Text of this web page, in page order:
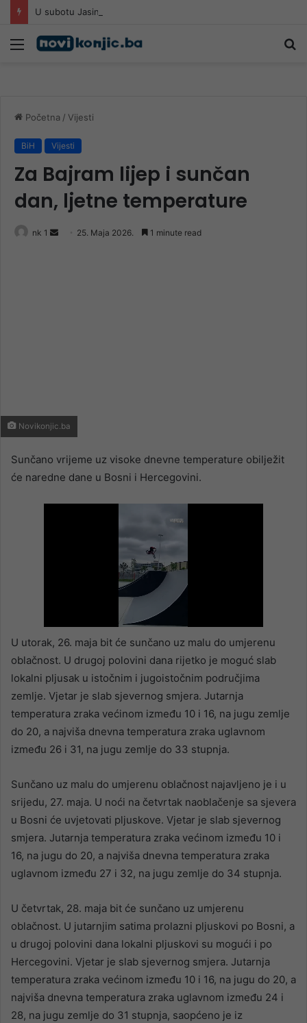
U subotu Jasin i dova na Lijesci
Meni
Početna / Vijesti
BiH Vijesti
Za Bajram lijep i sunčan
dan, ljetne temperature
nk 1
Send 25. Maja 2026. 1 minute read
Novikonjic.ba
Sunčano vrijeme uz visoke dnevne temperature obilježit
će naredne dane u Bosni i Hercegovini.
U utorak, 26. maja bit će sunčano uz malu do umjerenu
oblačnost. U drugoj polovini dana rijetko je moguć slab
lokalni pljusak u istočnim i jugoistočnim područjima
zemlje. Vjetar je slab sjevernog smjera. Jutarnja
temperatura zraka većinom između 10 i 16, na jugu zemlje
do 20, a najviša dnevna temperatura zraka uglavnom
između 26 i 31, na jugu zemlje do 33 stupnja.
Sunčano uz malu do umjerenu oblačnost najavljeno je i u
srijedu, 27. maja. U noći na četvrtak naoblačenje sa sjevera
u Bosni će uvjetovati pljuskove. Vjetar je slab sjevernog
smjera. Jutarnja temperatura zraka većinom između 10 i
16, na jugu do 20, a najviša dnevna temperatura zraka
uglavnom između 27 i 32, na jugu zemlje do 34 stupnja.
U četvrtak, 28. maja bit će sunčano uz umjerenu
oblačnost. U jutarnjim satima prolazni pljuskovi po Bosni, a
u drugoj polovini dana lokalni pljuskovi su mogući i po
Hercegovini. Vjetar je slab sjevernog smjera. Jutarnja
temperatura zraka većinom između 10 i 16, na jugu do 20, a
najviša dnevna temperatura zraka uglavnom između 24 i
28, na jugu zemlje do 31 stupnja, saopćeno je iz